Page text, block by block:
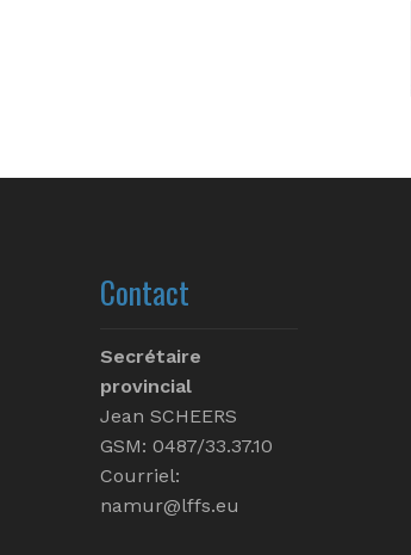
Contact
Secrétaire
provincial
Jean SCHEERS
GSM: 0487/33.37.10
Courriel:
namur@lffs.eu